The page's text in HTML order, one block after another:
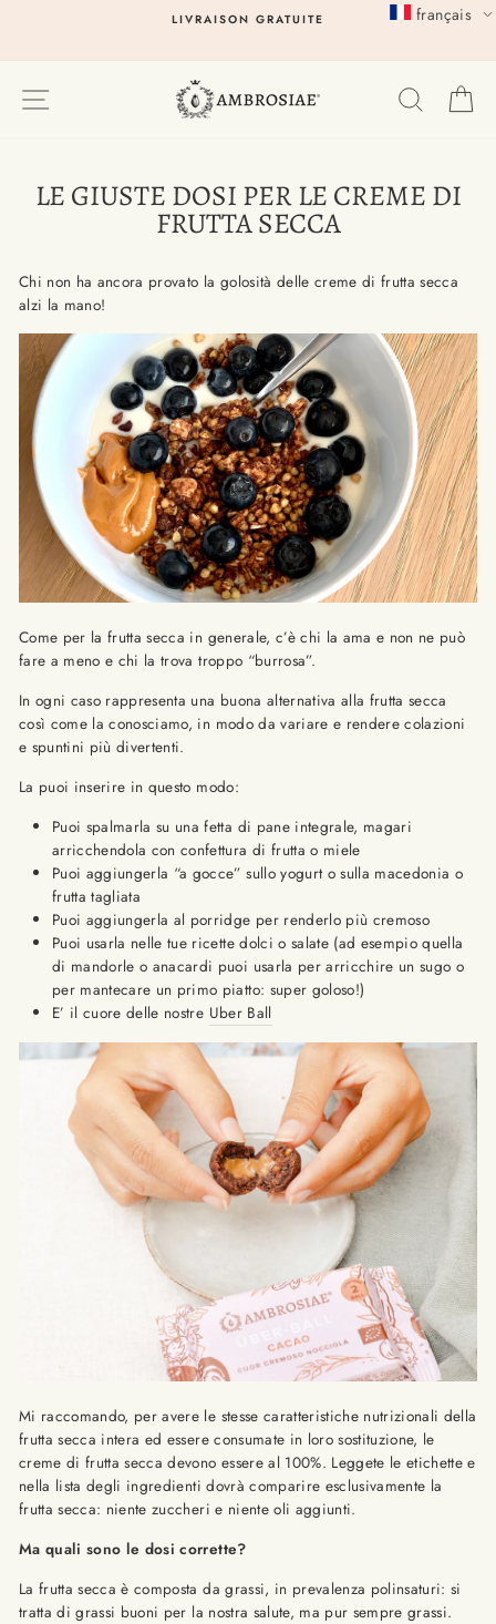
LIVRAISON GRATUITE
LE GIUSTE DOSI PER LE CREME DI
FRUTTA SECCA
Chi non ha ancora provato la golosità delle creme di frutta secca
alzi la mano!
Come per la frutta secca in generale, c’è chi la ama e non ne può
fare a meno e chi la trova troppo “burrosa”.
In ogni caso rappresenta una buona alternativa alla frutta secca
così come la conosciamo, in modo da variare e rendere colazioni
e spuntini più divertenti.
La puoi inserire in questo modo:
Puoi spalmarla su una fetta di pane integrale, magari
arricchendola con confettura di frutta o miele
Puoi aggiungerla “a gocce” sullo yogurt o sulla macedonia o
frutta tagliata
Puoi aggiungerla al porridge per renderlo più cremoso
Puoi usarla nelle tue ricette dolci o salate (ad esempio quella
di mandorle o anacardi puoi usarla per arricchire un sugo o
per mantecare un primo piatto: super goloso!)
E’ il cuore delle nostre Uber Ball
Mi raccomando, per avere le stesse caratteristiche nutrizionali della
frutta secca intera ed essere consumate in loro sostituzione, le
creme di frutta secca devono essere al 100%. Leggete le etichette e
nella lista degli ingredienti dovrà comparire esclusivamente la
frutta secca: niente zuccheri e niente oli aggiunti.
Ma quali sono le dosi corrette?
La frutta secca è composta da grassi, in prevalenza polinsaturi: si
tratta di grassi buoni per la nostra salute, ma pur sempre grassi.
français